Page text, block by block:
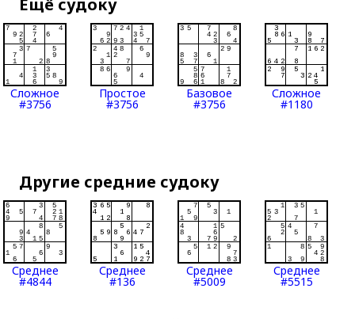
Ещё судоку
Сложное
#3756
Простое
#3756
Базовое
#3756
Сложное
#1180
Другие средние судоку
Среднее
#4844
Среднее
#136
Среднее
#5009
Среднее
#5515